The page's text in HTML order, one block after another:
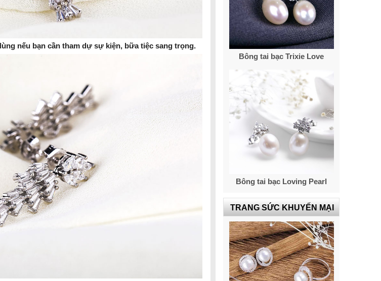
nếu bạn cần tham dự sự kiện, bữa tiệc sang trọng.
Bông tai bạc Trixie Love
Bông tai bạc Loving Pearl
TRANG SỨC KHUYẾN MẠI